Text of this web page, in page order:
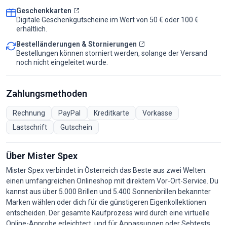
Geschenkkarten
Digitale Geschenkgutscheine im Wert von 50 € oder 100 €
erhältlich.
Bestelländerungen & Stornierungen
Bestellungen können storniert werden, solange der Versand
noch nicht eingeleitet wurde.
Zahlungsmethoden
Rechnung PayPal Kreditkarte
Vorkasse
Lastschrift
Gutschein
Über Mister Spex
Mister Spex verbindet in Österreich das Beste aus zwei Welten:
einen umfangreichen Onlineshop mit direktem Vor-Ort-Service. Du
kannst aus über 5.000 Brillen und 5.400 Sonnenbrillen bekannter
Marken wählen oder dich für die günstigeren Eigenkollektionen
entscheiden. Der gesamte Kaufprozess wird durch eine virtuelle